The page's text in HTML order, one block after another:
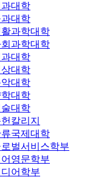
대학
대학
과학대학
과학대학
대학
대학
대학
대학
대학
칼리지
류국제대학
벌서비스학부
영문학부
어학부